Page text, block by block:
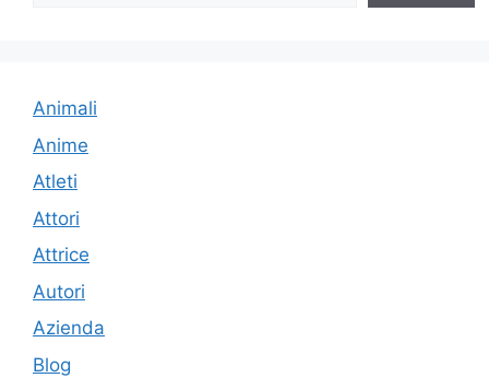
Animali
Anime
Atleti
Attori
Attrice
Autori
Azienda
Blog